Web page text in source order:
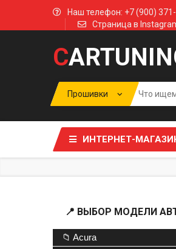
Наш телефон: +7 (900)
Страница в
C
ИНТЕРНЕТ-
📍 ВЫБОР МОДЕЛИ
📁 Acura